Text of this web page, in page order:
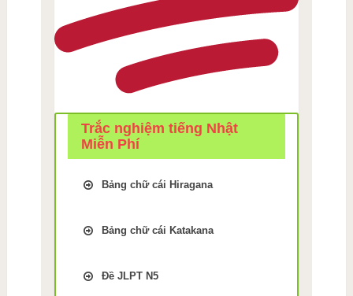
Trắc nghiệm tiếng Nhật
Miễn Phí
Bảng chữ cái Hiragana
bảng chữ cái Tiếng Nhật
hiragana Bài 1
bảng chữ cái Tiếng Nhật
Bảng chữ cái Katakana
Katakana Bài 9
Đề JLPT N5